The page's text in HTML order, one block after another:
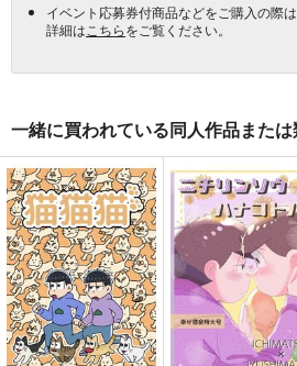
イベント応募券付商品などをご購入の際
詳細は こちらをご覧ください。
一緒に買われている同人作品また